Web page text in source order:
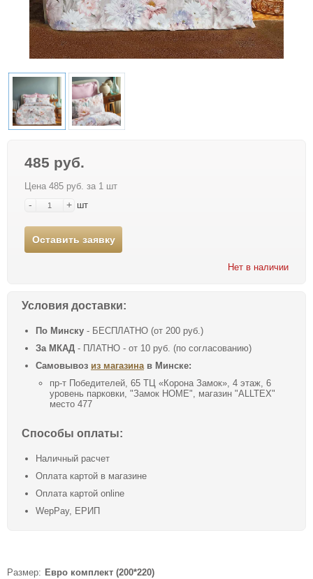
485 руб.
Цена 485 руб. за 1 шт
- + шт
Оставить заявку
Нет в наличии
Условия доставки:
По Минску - БЕСПЛАТНО (от 200 руб.)
За МКАД - ПЛАТНО - от 10 руб. (по согласованию)
Самовывоз из магазинав Минске:
пр-т Победителей, 65 ТЦ «Корона Замок», 4 этаж, 6
уровень парковки, "Замок HOME", магазин "ALLTEX"
место 477
Способы оплаты:
Наличный расчет
Оплата картой в магазине
Оплата картой online
WepPay, ЕРИП
Размер: Евро комплект (200*220)